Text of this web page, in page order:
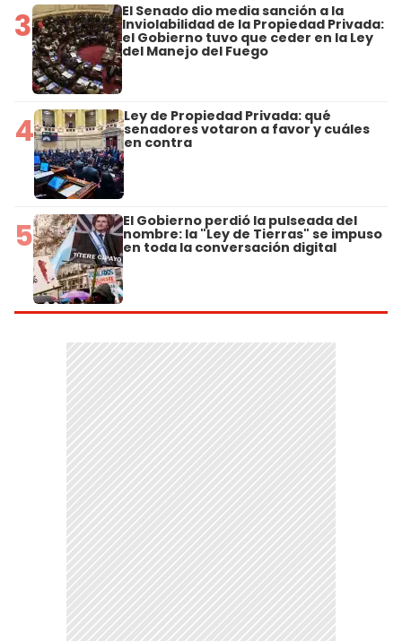
3 El Senado dio media sanción a la
Inviolabilidad de la Propiedad Privada:
el Gobierno tuvo que ceder en la Ley
del Manejo del Fuego
4 Ley de Propiedad Privada: qué
senadores votaron a favor y cuáles
en contra
5 El Gobierno perdió la pulseada del
nombre: la "Ley de Tierras" se impuso
en toda la conversación digital